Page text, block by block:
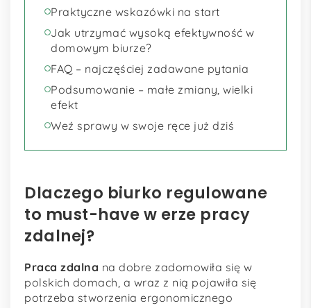
Praktyczne wskazówki na start
Jak utrzymać wysoką efektywność w
domowym biurze?
FAQ – najczęściej zadawane pytania
Podsumowanie – małe zmiany, wielki
efekt
Weź sprawy w swoje ręce już dziś
Dlaczego biurko regulowane
to must-have w erze pracy
zdalnej?
Praca zdalna na dobre zadomowiła się w
polskich domach, a wraz z nią pojawiła się
potrzeba stworzenia ergonomicznego